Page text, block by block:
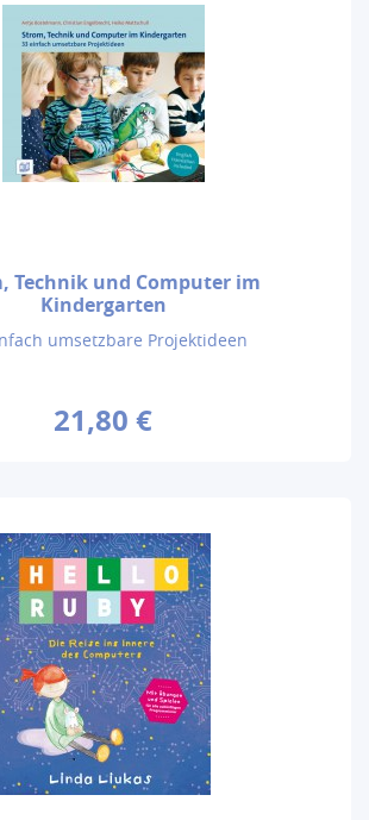
Technik und Computer im
Kindergarten
umsetzbare Projektideen
21,80 €